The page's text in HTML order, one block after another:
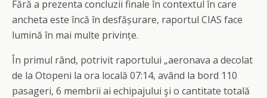
Fără a prezenta concluzii finale în contextul în care
ancheta este încă în desfășurare, raportul CIAS face
lumină în mai multe privințe.
În primul rând, potrivit raportului „aeronava a decolat
de la Otopeni la ora locală 07:14, având la bord 110
pasageri, 6 membrii ai echipajului şi o cantitate totală